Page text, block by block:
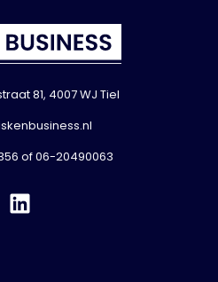
81, 4007 WJ Tiel
of06-20490063